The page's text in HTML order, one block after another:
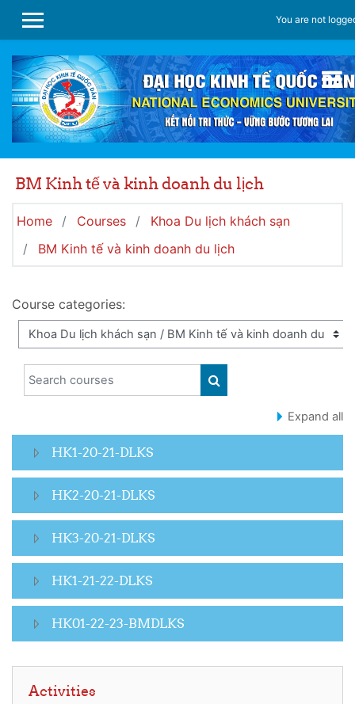
SIDE PANEL
You are not
BM Kinh tế và kinh doanh du lịch
Home Courses
Khoa Du lịch khách sạn
BM Kinh tế và kinh doanh du lịch
Course categories:
Search courses
SEARCH COURSES
Expand all
HK1-20-21-DLKS
HK2-20-21-DLKS
HK3-20-21-DLKS
HK1-21-22-DLKS
HK01-22-23-BMDLKS
Activities